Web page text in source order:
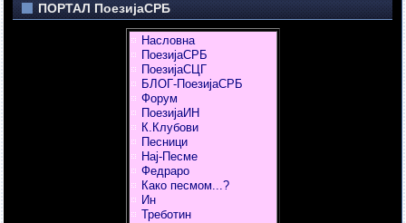
ПОРТАЛ ПоезијаСРБ
Насловна
ПоезијаСРБ
ПоезијаСЦГ
БЛОГ-ПоезијаСРБ
Форум
ПоезијаИН
К.Клубови
Песници
Нај-Песме
Федраро
Како песмом...?
Ин
Треботин